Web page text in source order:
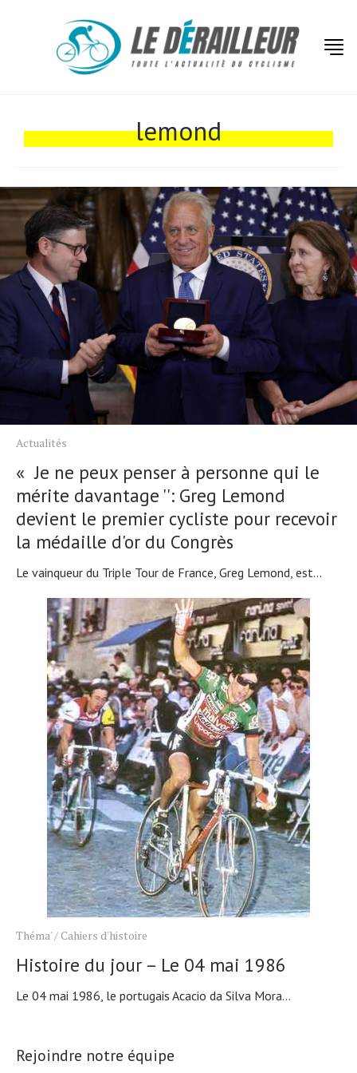
lemond
Actualités
« Je ne peux penser à personne qui le
mérite davantage '': Greg Lemond
devient le premier cycliste pour recevoir
la médaille d'or du Congrès
Le vainqueur du Triple Tour de France, Greg Lemond, est...
Théma'/ Cahiers d'histoire
Histoire du jour – Le 04 mai 1986
Le 04 mai 1986, le portugais Acacio da Silva Mora...
Rejoindre notre équipe
Actualités
Tests de produits
Conseils
Tendances
Tous nos articles
À propos